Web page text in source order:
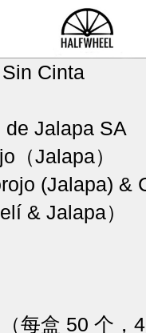
Cinta
de Jalapa SA
（Jalapa）
(Jalapa) &
& Jalapa）
每盒 50 个，